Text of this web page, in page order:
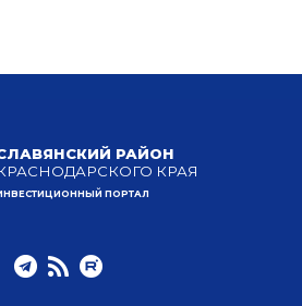
РАЙОН
КРАЯ
ПОРТАЛ